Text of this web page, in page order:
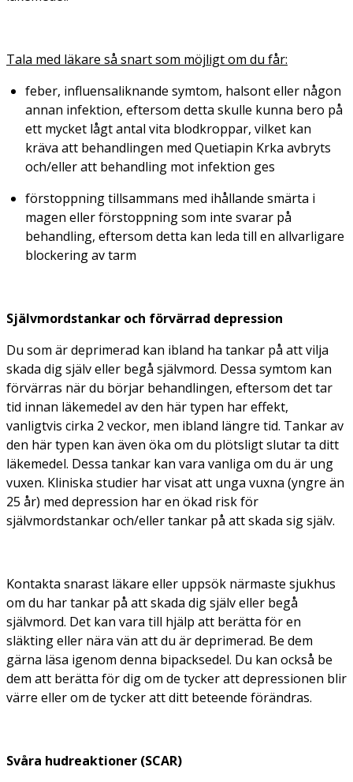
Tala med läkare så snart som möjligt om du får:
feber, influensaliknande symtom, halsont eller någon
annan infektion, eftersom detta skulle kunna bero på
ett mycket lågt antal vita blodkroppar, vilket kan
kräva att behandlingen med Quetiapin Krka avbryts
och/eller att behandling mot infektion ges
förstoppning tillsammans med ihållande smärta i
magen eller förstoppning som inte svarar på
behandling, eftersom detta kan leda till en allvarligare
blockering av tarm
Självmordstankar och förvärrad depression
Du som är deprimerad kan ibland ha tankar på att vilja
skada dig själv eller begå självmord. Dessa symtom kan
förvärras när du börjar behandlingen, eftersom det tar
tid innan läkemedel av den här typen har effekt,
vanligtvis cirka 2 veckor, men ibland längre tid. Tankar av
den här typen kan även öka om du plötsligt slutar ta ditt
läkemedel. Dessa tankar kan vara vanliga om du är ung
vuxen. Kliniska studier har visat att unga vuxna (yngre än
25 år) med depression har en ökad risk för
självmordstankar och/eller tankar på att skada sig själv.
Kontakta snarast läkare eller uppsök närmaste sjukhus
om du har tankar på att skada dig själv eller begå
självmord. Det kan vara till hjälp att berätta för en
släkting eller nära vän att du är deprimerad. Be dem
gärna läsa igenom denna bipacksedel. Du kan också be
dem att berätta för dig om de tycker att depressionen blir
värre eller om de tycker att ditt beteende förändras.
Svåra hudreaktioner (SCAR)